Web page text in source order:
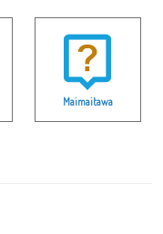
Maimaitawa